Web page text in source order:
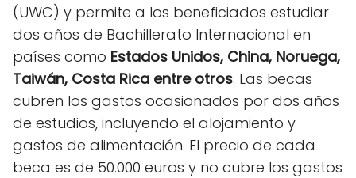
(UWC) y permite a los beneficiados estudiar
dos años de Bachillerato Internacional en
países como Estados Unidos, China, Noruega,
Taiwán, Costa Rica entre otros. Las becas
cubren los gastos ocasionados por dos años
de estudios, incluyendo el alojamiento y
gastos de alimentación. El precio de cada
beca es de 50.000 euros y no cubre los gastos